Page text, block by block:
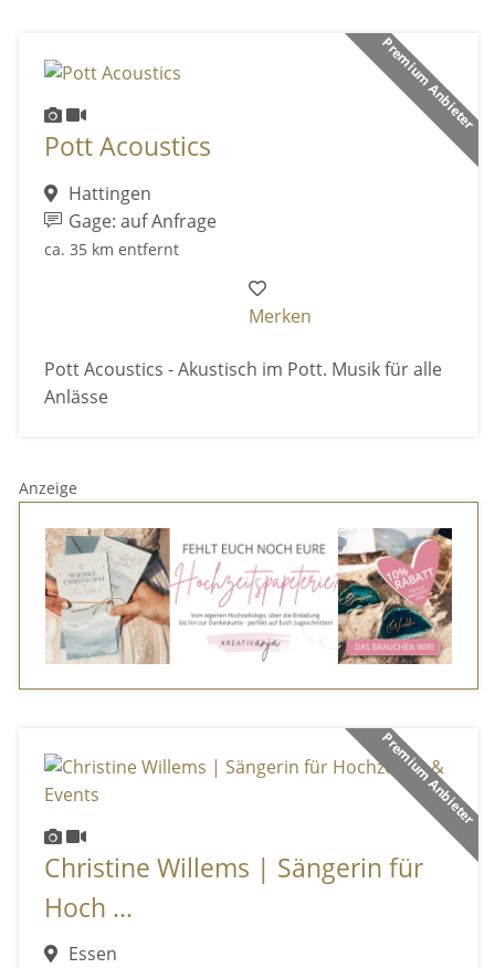
Premium Anbieter
Pott Acoustics
Hattingen
Gage: auf Anfrage
ca. 35 km entfernt
Merken
Pott Acoustics - Akustisch im Pott. Musik für alle
Anlässe
Anzeige
Premium Anbieter
Christine Willems | Sängerin für
Hoch ...
Essen